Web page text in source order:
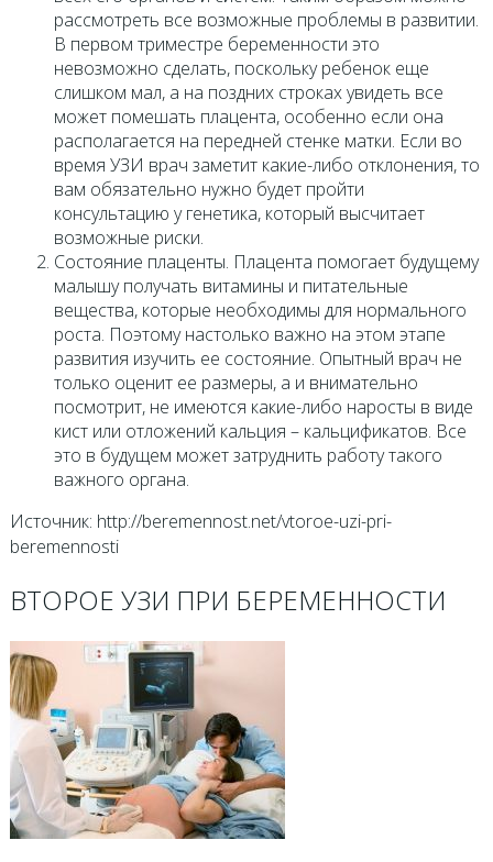
рассмотреть все возможные проблемы в развитии.
В первом триместре беременности это
невозможно сделать, поскольку ребенок еще
слишком мал, а на поздних строках увидеть все
может помешать плацента, особенно если она
располагается на передней стенке матки. Если во
время УЗИ врач заметит какие-либо отклонения, то
вам обязательно нужно будет пройти
консультацию у генетика, который высчитает
возможные риски.
Состояние плаценты. Плацента помогает будущему
малышу получать витамины и питательные
вещества, которые необходимы для нормального
роста. Поэтому настолько важно на этом этапе
развития изучить ее состояние. Опытный врач не
только оценит ее размеры, а и внимательно
посмотрит, не имеются какие-либо наросты в виде
кист или отложений кальция – кальцификатов. Все
это в будущем может затруднить работу такого
важного органа.
Источник: http://beremennost.net/vtoroe-uzi-pri-
beremennosti
ВТОРОЕ УЗИ ПРИ БЕРЕМЕННОСТИ